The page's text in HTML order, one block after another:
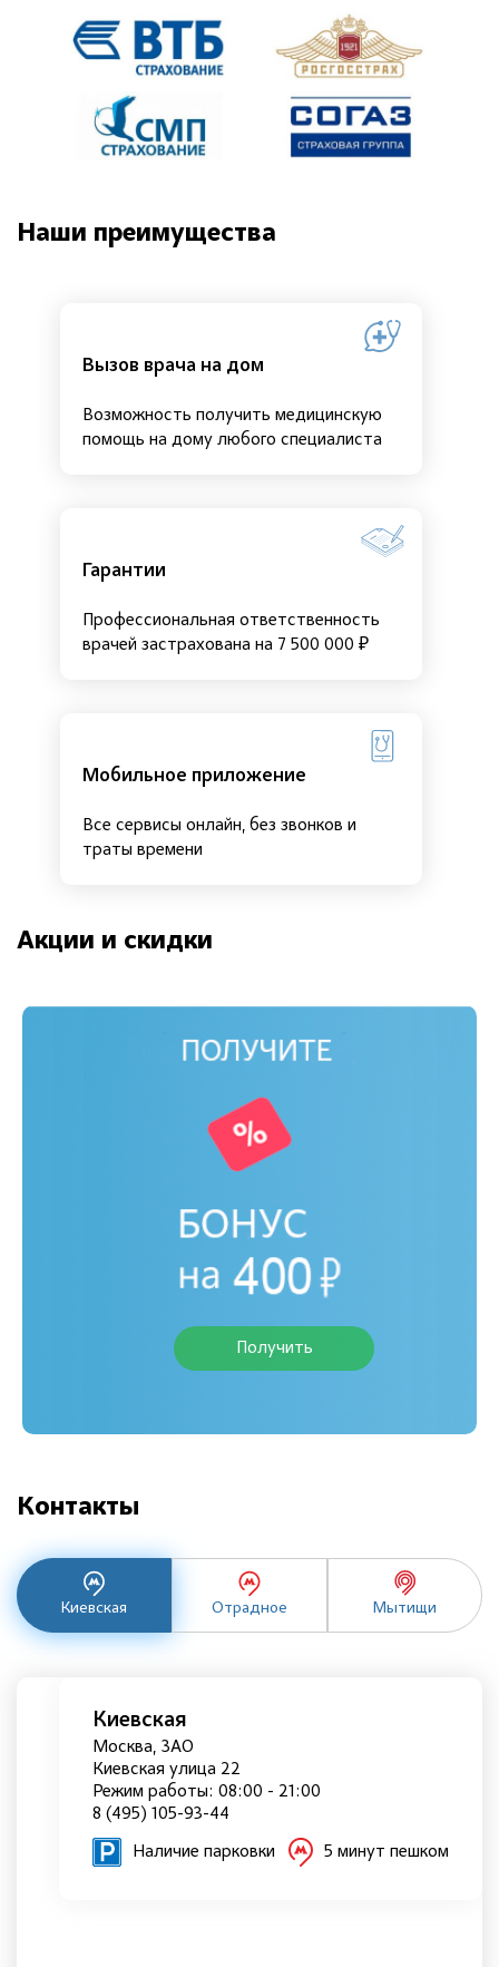
Наши преимущества
Вызов врача на дом
Возможность получить медицинскую
помощь на дому любого специалиста
Гарантии
Профессиональная ответственность
врачей застрахована на 7 500 000 ₽
Мобильное приложение
Все сервисы онлайн, без звонков и
траты времени
Акции и скидки
Получить
Контакты
Киевская Отрадное Мытищи
Киевская
Москва, ЗАО
Киевская улица 22
Режим работы: 08:00 - 21:00
8 (495) 105-93-44
Наличие парковки 5 минут пешком